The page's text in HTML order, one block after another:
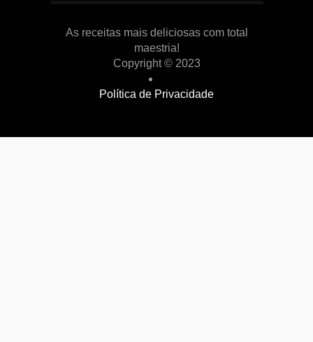
As receitas mais deliciosas com total
maestria!
Copyright © 2023
Política de Privacidade